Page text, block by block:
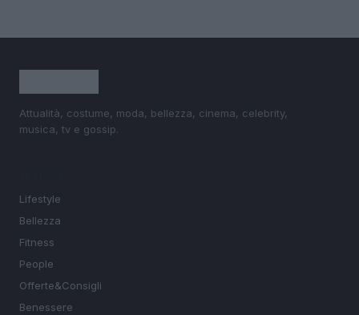
Attualità, costume, moda, bellezza, cinema, celebrity,
musica, tv e gossip.
Lifestyle
Bellezza
Fitness
People
Offerte&Consigli
Benessere